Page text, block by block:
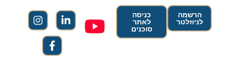
הרשמה
לניוזלטר
כניסה
לאתר
סוכנים